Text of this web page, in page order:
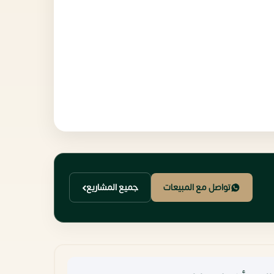
تواصل مع المبيعات جميع المشاريع